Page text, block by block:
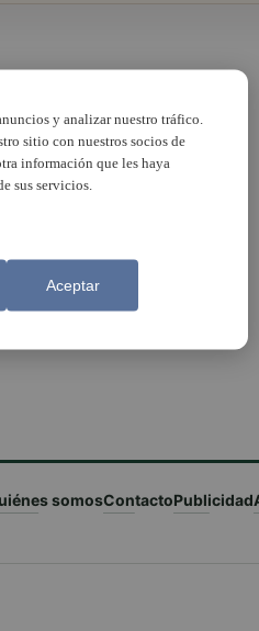
somosContactoPublicidad
y analizar nuestro tráfico.
sitio con nuestros socios de
información que les haya
sus servicios.
Aceptar